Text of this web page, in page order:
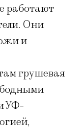
работают
Они
и
грушевая
УФ-